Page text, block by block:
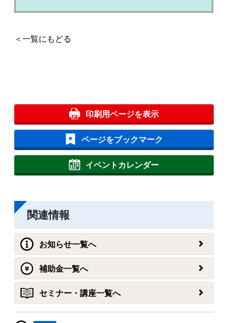
＜一覧にもどる
印刷用ページを表示
ページをブックマーク
イベントカレンダー
関連情報
お知らせ一覧へ
補助金一覧へ
セミナー・講座一覧へ